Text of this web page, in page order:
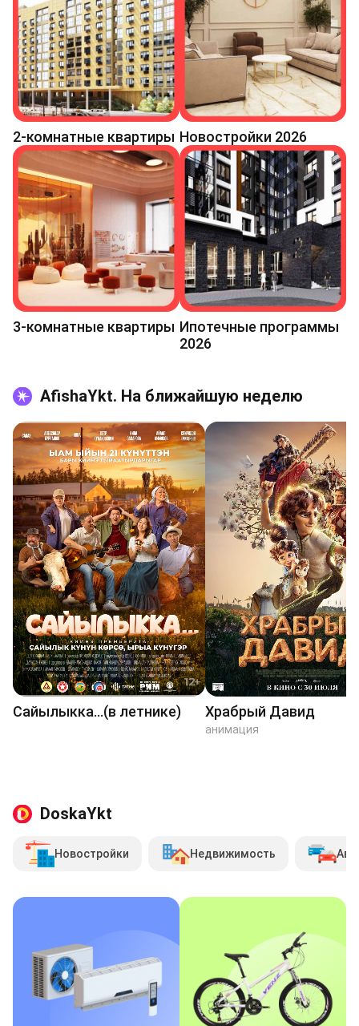
2-комнатные квартиры Новостройки 2026
3-комнатные квартиры Ипотечные программы
2026
AfishaYkt. На ближайшую неделю
Сайылыкка...(в летнике) Храбрый Давид
анимация
DoskaYkt
Новостройки Недвижимость